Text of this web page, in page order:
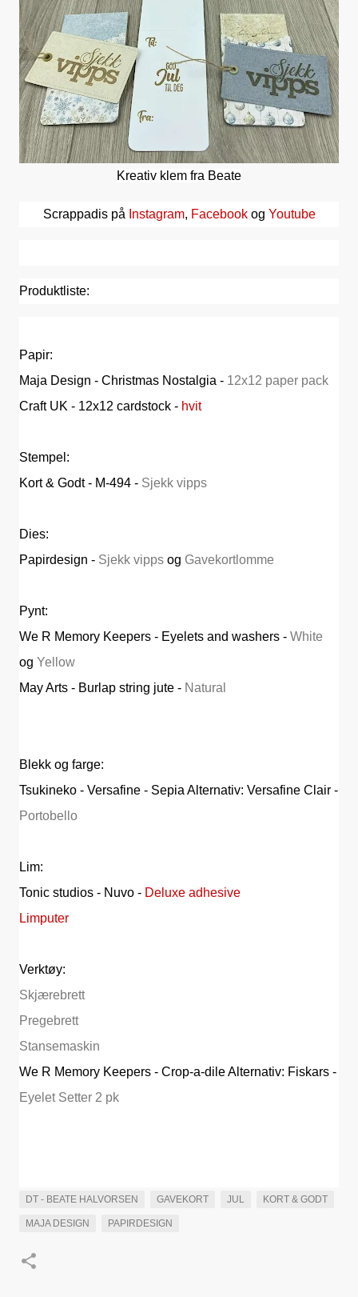
Kreativ klem fra Beate
Scrappadis på Instagram, Facebook og Youtube
Produktliste:
Papir:
Maja Design - Christmas Nostalgia - 12x12 paper pack
Craft UK - 12x12 cardstock - hvit
Stempel:
Kort & Godt - M-494 - Sjekk vipps
Dies:
Papirdesign - Sjekk vipps og Gavekortlomme
Pynt:
We R Memory Keepers - Eyelets and washers - White
og Yellow
May Arts - Burlap string jute - Natural
Blekk og farge:
Tsukineko - Versafine - Sepia Alternativ: Versafine Clair -
Portobello
Lim:
Tonic studios - Nuvo - Deluxe adhesive
Limputer
Verktøy:
Skjærebrett
Pregebrett
Stansemaskin
We R Memory Keepers - Crop-a-dile Alternativ: Fiskars -
Eyelet Setter 2 pk
DT - BEATE HALVORSEN GAVEKORT JUL KORT & GODT
MAJA DESIGN PAPIRDESIGN